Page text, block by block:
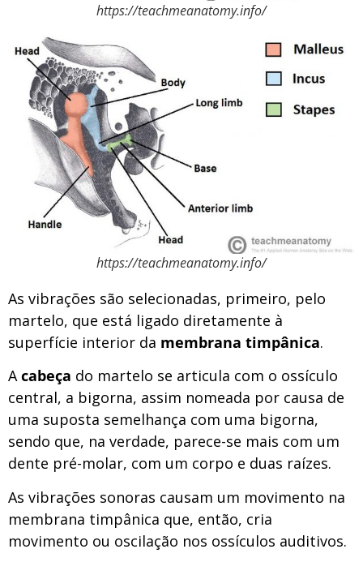
https://teachmeanatomy.info/
https://teachmeanatomy.info/
As vibrações são selecionadas, primeiro, pelo
martelo, que está ligado diretamente à
superfície interior da membrana timpânica.
Acabeça do martelo se articula com o ossículo
central, a bigorna, assim nomeada por causa de
uma suposta semelhança com uma bigorna,
sendo que, na verdade, parece-se mais com um
dente pré-molar, com um corpo e duas raízes.
As vibrações sonoras causam um movimento na
membrana timpânica que, então, cria
movimento ou oscilação nos ossículos auditivos.